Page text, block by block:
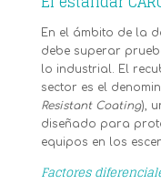
En el ámbito de la
debe superar
lo industrial. El
sector es el
Resistant Coating),
diseñado para
equipos en los
Factores